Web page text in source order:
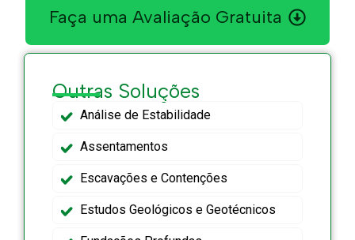
Faça uma Avaliação Gratuita
Outras Soluções
Análise de Estabilidade
Assentamentos
Escavações e Contenções
Estudos Geológicos e Geotécnicos